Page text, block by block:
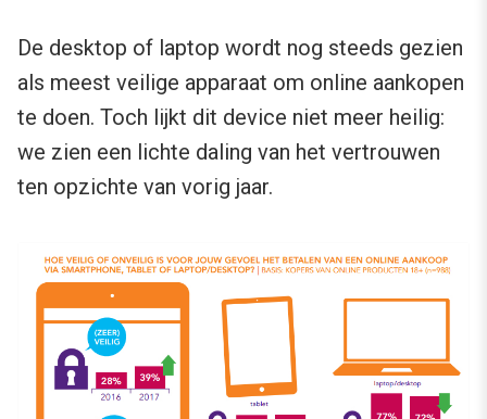
De desktop of laptop wordt nog steeds gezien
als meest veilige apparaat om online aankopen
te doen. Toch lijkt dit device niet meer heilig:
we zien een lichte daling van het vertrouwen
ten opzichte van vorig jaar.